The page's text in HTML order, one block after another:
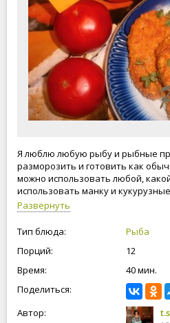
Я люблю любую рыбу и рыбные
разморозить и готовить как
можно использовать любой,
использовать манку и
Развернуть
Тип блюда:
Рыба
Порций:
12
Время:
40 мин.
Поделиться:
Автор: